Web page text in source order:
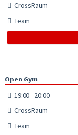
CrossRaum
Team
Open Gym
19:00 - 20:00
CrossRaum
Team